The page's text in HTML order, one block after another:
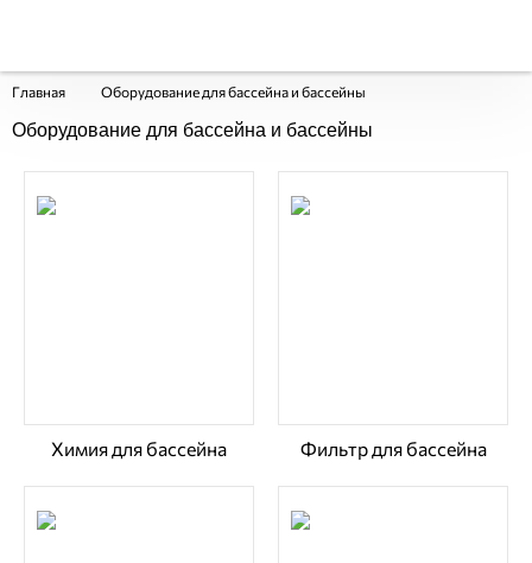
Главная Оборудование для бассейна и бассейны
Оборудование для бассейна и бассейны
Химия для бассейна Фильтр для бассейна